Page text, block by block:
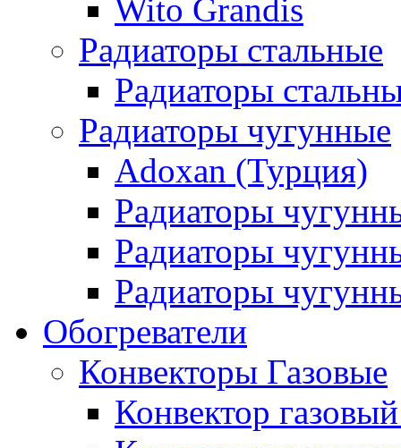
Wito Grandis
Радиаторы стальные
Радиаторы
Радиаторы чугунные
Adoxan (Турция)
Радиаторы
Радиаторы
Радиаторы
Обогреватели
Конвекторы Газовые
Конвектор